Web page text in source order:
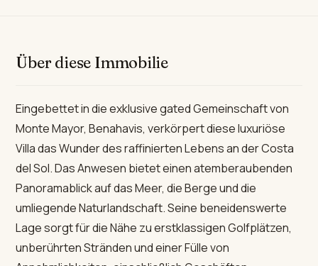
Über diese Immobilie
Eingebettet in die exklusive gated Gemeinschaft von
Monte Mayor, Benahavis, verkörpert diese luxuriöse
Villa das Wunder des raffinierten Lebens an der Costa
del Sol. Das Anwesen bietet einen atemberaubenden
Panoramablick auf das Meer, die Berge und die
umliegende Naturlandschaft. Seine beneidenswerte
Lage sorgt für die Nähe zu erstklassigen Golfplätzen,
unberührten Stränden und einer Fülle von